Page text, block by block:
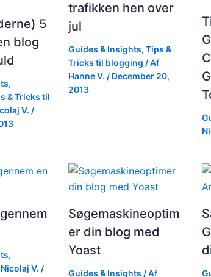
5
blog
,
& Tricks til
V. /
trafikken hen over
jul
Guides & Insights,Tips &
Tricks til blogging / Af
Hanne V. / December 20,
2013
,
Nicolaj V. /
Søgemaskineoptim
er din blog med
Yoast
Guides & Insights / Af